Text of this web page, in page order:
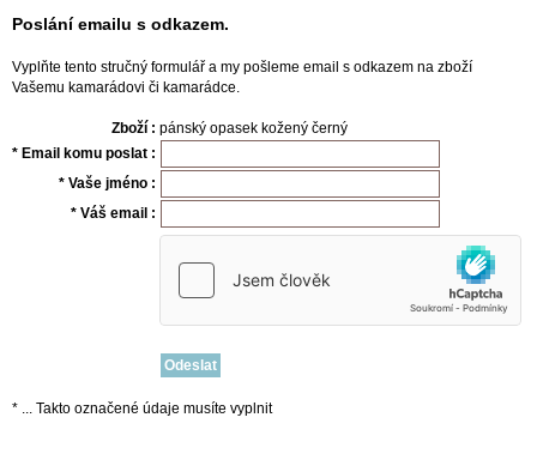
Poslání emailu s odkazem.
Vyplňte tento stručný formulář a my pošleme email s odkazem na zboží
Vašemu kamarádovi či kamarádce.
Zboží : pánský opasek kožený černý
* Email komu poslat :
* Vaše jméno :
* Váš email :
* ... Takto označené údaje musíte vyplnit